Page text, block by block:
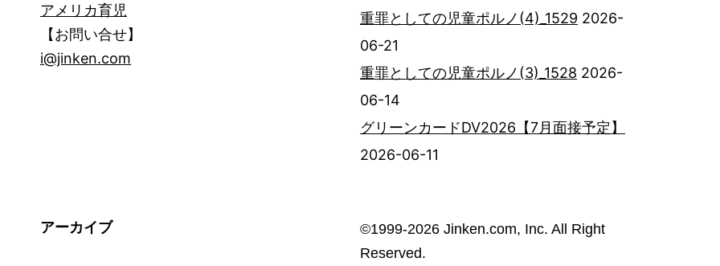
アメリカ育児
【お問い合せ】
i@jinken.com
重罪としての児童ポルノ(4)_1529 2026-
06-21
重罪としての児童ポルノ(3)_1528 2026-
06-14
グリーンカードDV2026【7月面接予定】
2026-06-11
アーカイブ
©︎1999-2026 Jinken.com, Inc. All Right
Reserved.